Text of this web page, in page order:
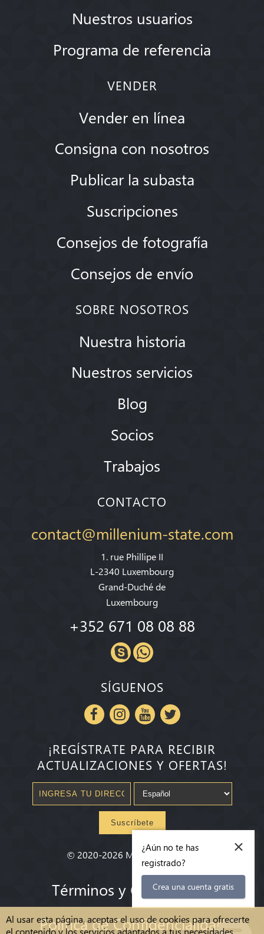
Al usar esta página, aceptas el uso de cookies para ofrecerte
el contenido y los servicios adaptados a tus necesidades
Nuestros usuarios
Programa de referencia
VENDER
Vender en línea
Consigna con nosotros
Publicar la subasta
Suscripciones
Consejos de fotografía
Consejos de envío
SOBRE NOSOTROS
Nuestra historia
Nuestros servicios
Blog
Socios
Trabajos
CONTACTO
contact@millenium-state.com
1. rue Phillipe II
L-2340 Luxembourg
Grand-Duché de
Luxembourg
+352 671 08 08 88
SÍGUENOS
¡REGÍSTRATE PARA RECIBIR
ACTUALIZACIONES Y OFERTAS!
Suscríbete
© 2020-2026 Millenium State®
Términos y Condiciones
Política de Confidencialidad
×
¿Aún no te has
registrado?
Crea una cuenta gratis